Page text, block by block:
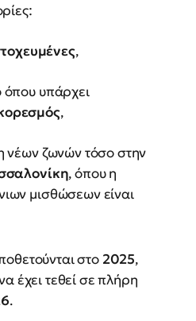
,
υπάρχει
,
νέων ζωνών τόσο στην
, όπου η
μισθώσεων είναι
στο 2025,
έχει τεθεί σε πλήρη
.